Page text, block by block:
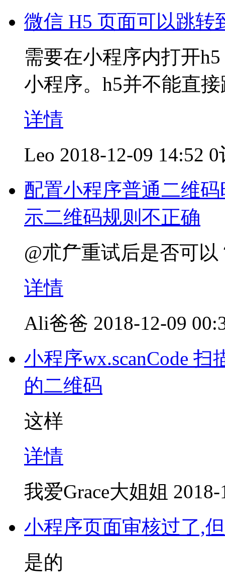
微信 H5 页面可以跳转
需要在小程序内打开
小程序。h5并不能直
详情
Leo 2018-12-09 14:52 0
配置小程序普通二维
示二维码规则不正确
@朮厃重试后是否可以
详情
Ali爸爸 2018-12-09
小程序wx.scanCode 扫
的二维码
这样
详情
我爱Grace大姐姐
小程序页面审核过了,
是的